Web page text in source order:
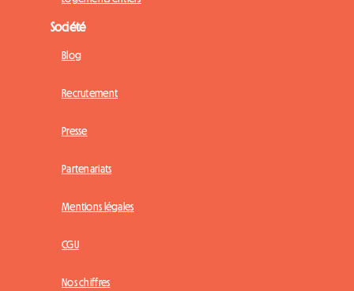
Société
Blog
Recrutement
Presse
Partenariats
Mentions légales
CGU
Nos chiffres